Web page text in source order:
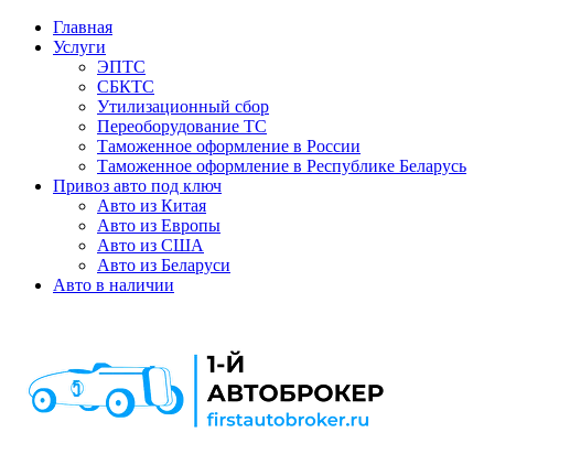
Главная
Услуги
ЭПТС
СБКТС
Утилизационный сбор
Переоборудование ТС
Таможенное оформление в России
Таможенное оформление в Республике Беларусь
Привоз авто под ключ
Авто из Китая
Авто из Европы
Авто из США
Авто из Беларуси
Авто в наличии